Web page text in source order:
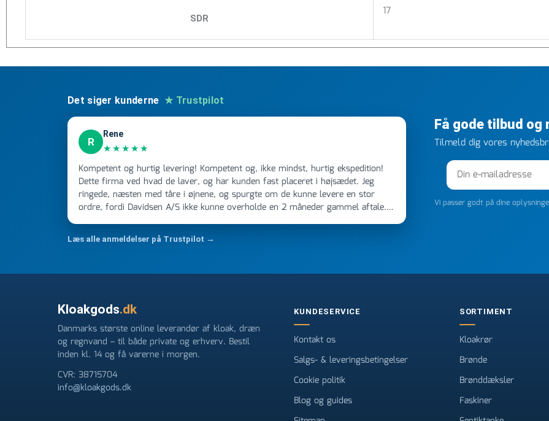
SDR 17
Det siger kunderne ★ Trustpilot
R
Rene
★★★★★
Kompetent og hurtig levering! Kompetent og, ikke mindst, hurtig ekspedition!
Dette firma ved hvad de laver, og har kunden fast placeret i højsædet. Jeg
ringede, næsten med tåre i øjnene, og spurgte om de kunne levere en stor
ordre, fordi Davidsen A/S ikke kunne overholde en 2 måneder gammel aftale.
ikke få armene ned, og næste gang jeg skal bruge noget, vil jeg ringe til dem
FØRST. De varmeste og venligste hilsner fra Rene
Læs alle anmeldelser på Trustpilot →
Få gode tilbud og
Tilmeld dig vores
Vi passer godt på dine
Kloakgods.dk
Danmarks største online leverandør af kloak, dræn
og regnvand – til både private og erhverv. Bestil
inden kl. 14 og få varerne i morgen.
CVR: 38715704
info@kloakgods.dk
KUNDESERVICE
Kontakt os
Salgs- & leveringsbetingelser
Cookie politik
Blog og guides
SORTIMENT
Kloakrør
Brønde
Brønddæksler
Faskiner